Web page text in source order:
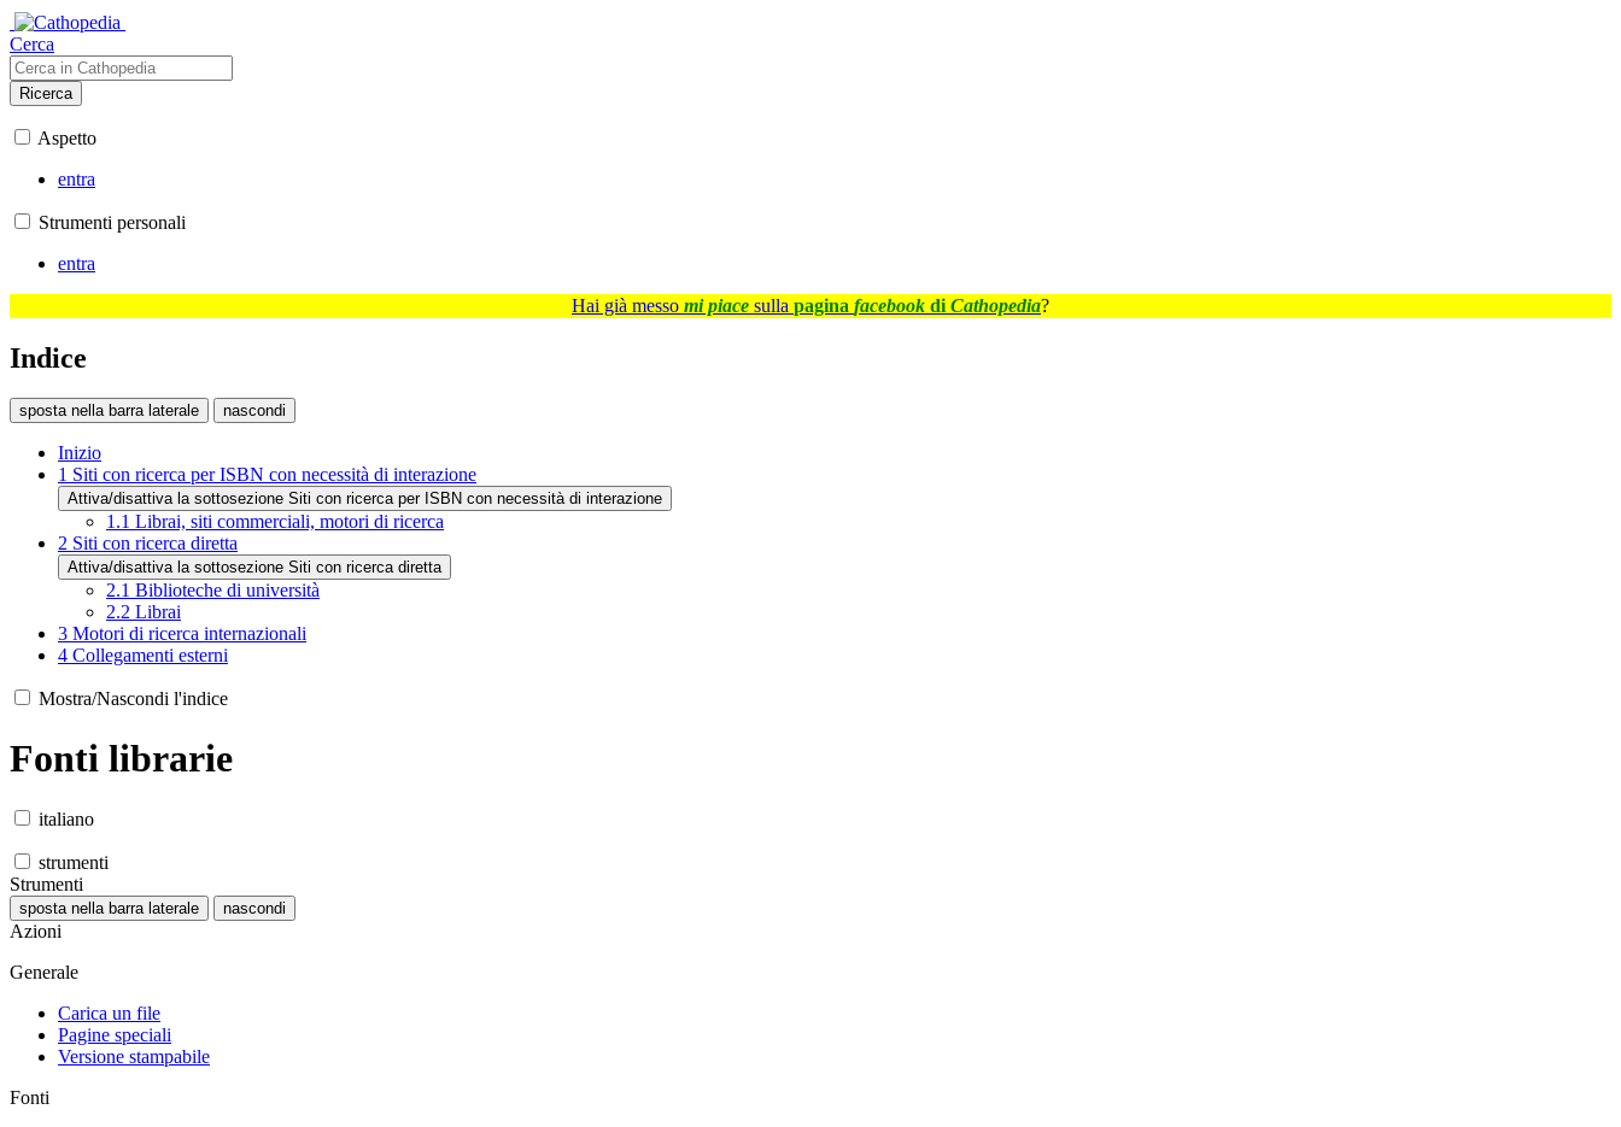
Cerca
Ricerca
Aspetto
entra
Strumenti personali
entra
Hai già messo mi piace sulla pagina facebook di Cathopedia?
Indice
sposta nella barra laterale nascondi
Inizio
1 Siti con ricerca per ISBN con necessità di interazione
Attiva/disattiva la sottosezione Siti con ricerca per ISBN con necessità di interazione
1.1 Librai, siti commerciali, motori di ricerca
2 Siti con ricerca diretta
Attiva/disattiva la sottosezione Siti con ricerca diretta
2.1 Biblioteche di università
2.2 Librai
3 Motori di ricerca internazionali
4 Collegamenti esterni
Mostra/Nascondi l'indice
Fonti librarie
italiano
strumenti
Strumenti
sposta nella barra laterale nascondi
Azioni
Generale
Carica un file
Pagine speciali
Versione stampabile
Fonti